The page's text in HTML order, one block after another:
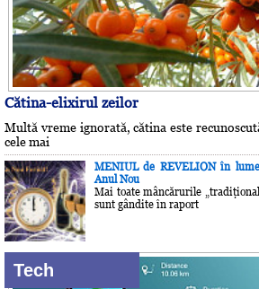
Cătina-elixirul zeilor
Multă vreme ignorată, cătina este
cele mai
MENIUL de REVELION în
Anul Nou
Mai toate mâncărurile
sunt gândite în raport
Tech